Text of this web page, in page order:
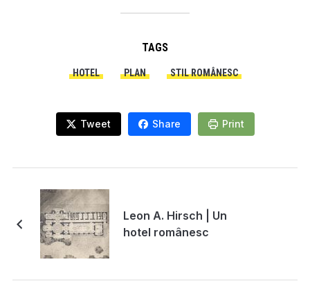
TAGS
HOTEL PLAN STIL ROMÂNESC
Tweet Share Print
Leon A. Hirsch | Un
hotel românesc